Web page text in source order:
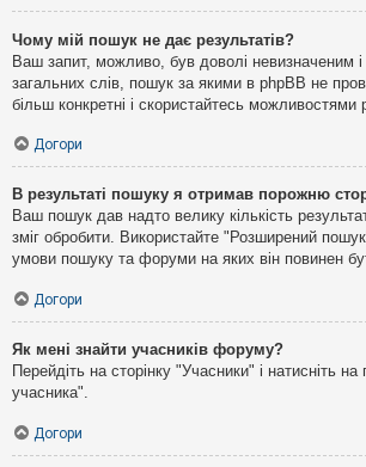
Чому мій пошук не дає результатів?
Ваш запит, можливо, був доволі невизначеним
загальних слів, пошук за якими в phpBB не
більш конкретні і скористайтесь можливостями
Догори
В результаті пошуку я отримав порожню
Ваш пошук дав надто велику кількість
зміг обробити. Використайте "Розширений
умови пошуку та форуми на яких він повинен
Догори
Як мені знайти учасників форуму?
Перейдіть на сторінку "Учасники" і натисніть
учасника".
Догори